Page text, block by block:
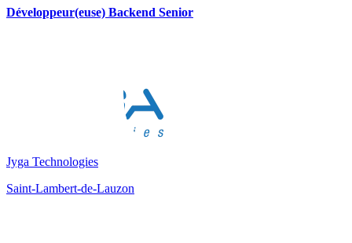
Développeur(euse) Backend Senior
Jyga Technologies
Saint-Lambert-de-Lauzon